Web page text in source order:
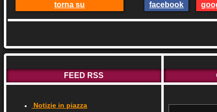
torna su facebook
FEED RSS
Notizie in piazza